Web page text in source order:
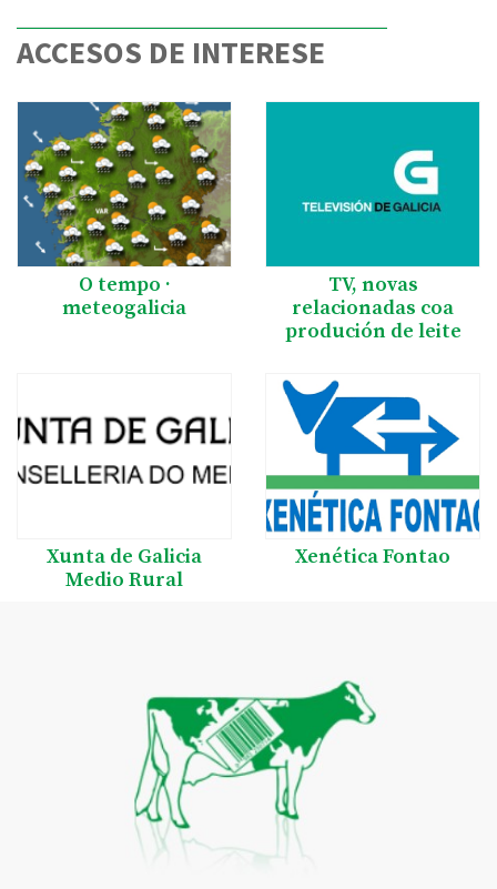
ACCESOS DE INTERESE
O tempo ·
meteogalicia
TV, novas
relacionadas coa
produción de leite
Xunta de Galicia
Medio Rural
Xenética Fontao